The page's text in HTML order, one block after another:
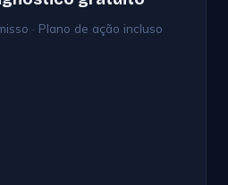
· Plano de ação incluso